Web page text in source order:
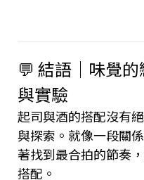
💬 結語｜味覺
與實驗
起司與酒的搭配沒有
與探索。就像一段關
著找到最合拍的節奏
搭配。